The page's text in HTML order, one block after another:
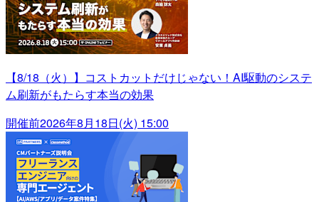
【8/18（火）】コストカットだけじゃない！AI駆動のシステ
ム刷新がもたらす本当の効果
開催前2026年8月18日(火) 15:00